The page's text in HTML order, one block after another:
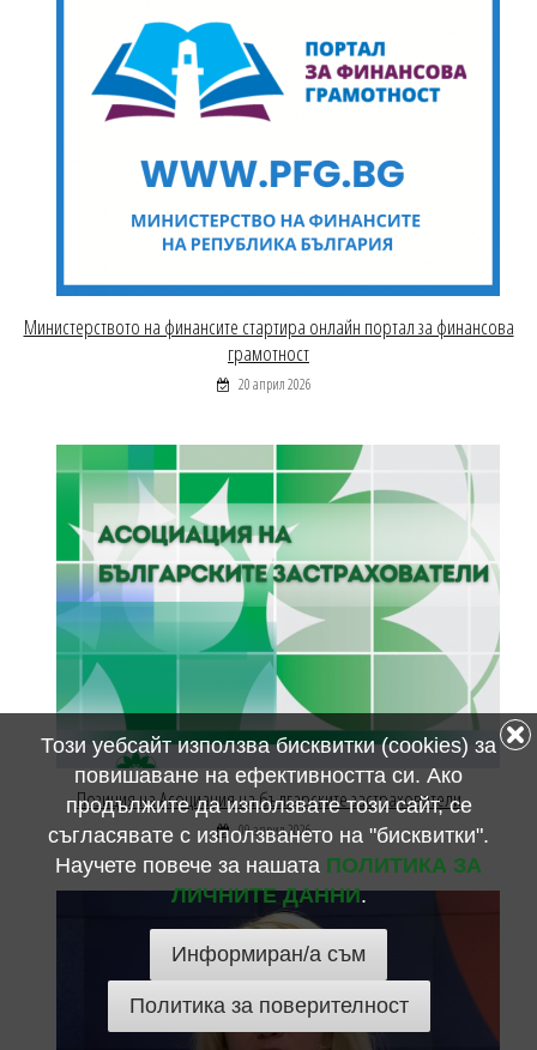
Министерството на финансите стартира онлайн портал за финансова
грамотност
20 април 2026
Позиция на Асоциация на българските застрахователи
09 април 2026
Този уебсайт използва бисквитки (cookies) за
повишаване на ефективността си. Ако
продължите да използвате този сайт, се
съгласявате с използването на "бисквитки".
Научете повече за нашата ПОЛИТИКА ЗА
ЛИЧНИТЕ ДАННИ.
Информиран/а съм
Политика за поверителност